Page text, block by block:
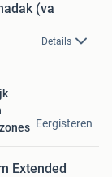
(va
Details
Eergisteren
Extended